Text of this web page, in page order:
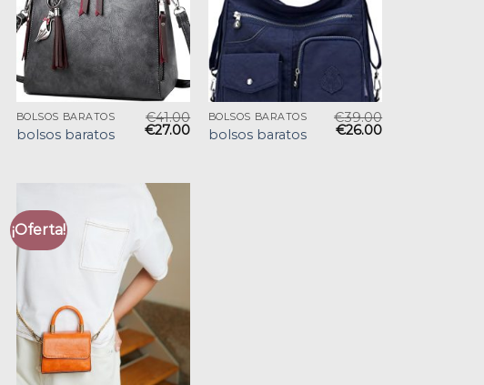
BOLSOS BARATOS
bolsos baratos
€41.00
€27.00
BOLSOS BARATOS
bolsos baratos
€39.00
€26.00
¡Oferta!